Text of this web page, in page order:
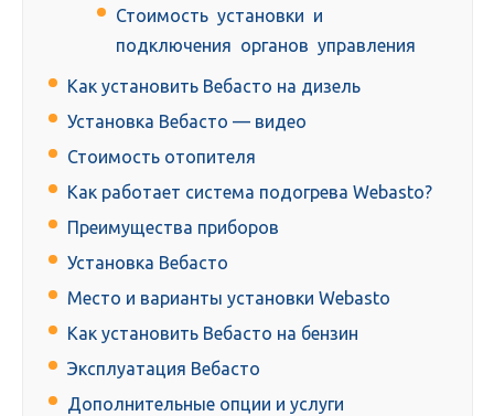
Стоимость установки и
подключения органов управления
Как установить Вебасто на дизель
Установка Вебасто — видео
Стоимость отопителя
Как работает система подогрева Webasto?
Преимущества приборов
Установка Вебасто
Место и варианты установки Webasto
Как установить Вебасто на бензин
Эксплуатация Вебасто
Дополнительные опции и услуги